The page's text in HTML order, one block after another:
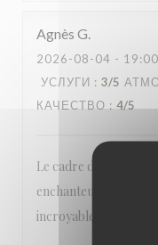
Agnès G
2026-08-04 -
УСЛУГИ : 3/5
КАЧЕСТВО : 4/5
Le cadre de cet
enchanteur ..on se
incroyable. Les tapas